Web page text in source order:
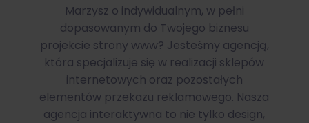
Marzysz o indywidualnym, w pełni
dopasowanym do Twojego biznesu
projekcie strony www? Jesteśmy agencją,
która specjalizuje się w realizacji sklepów
internetowych oraz pozostałych
elementów przekazu reklamowego. Nasza
agencja interaktywna to nie tylko design,